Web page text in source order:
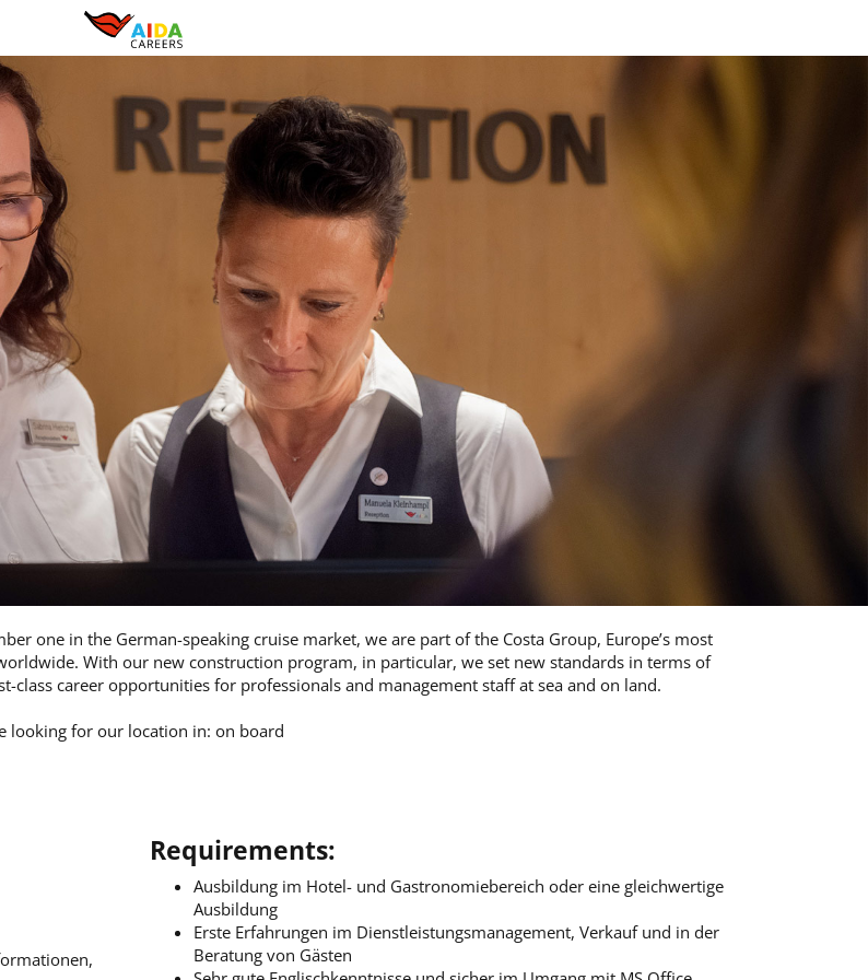
one in the German-speaking cruise market, we are part of the Costa Group, Europe’s most
With our new construction program, in particular, we set new standards in terms of
career opportunities for professionals and management staff at sea and on land.
looking for our location in: on board
Requirements:
Ausbildung im Hotel- und Gastronomiebereich oder eine gleichwertige
Ausbildung
Erste Erfahrungen im Dienstleistungsmanagement, Verkauf und in der
Beratung von Gästen